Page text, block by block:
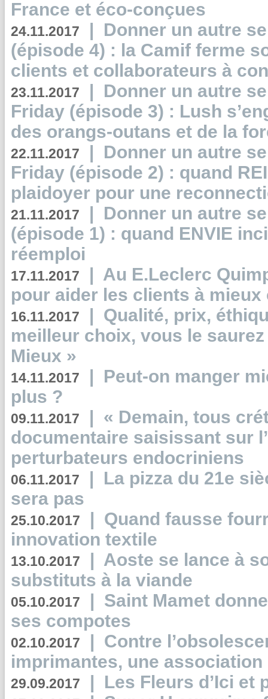
France et éco-conçues
24.11.2017 | Donner un autre
(épisode 4) : la Camif ferme
clients et collaborateurs à
23.11.2017 | Donner un autre
Friday (épisode 3) : Lush
des orangs-outans et de la
22.11.2017 | Donner un autre
Friday (épisode 2) : quand
plaidoyer pour une
21.11.2017 | Donner un autre
(épisode 1) : quand ENVIE
réemploi
17.11.2017 | Au E.Leclerc
pour aider les clients à
16.11.2017 | Qualité, prix,
meilleur choix, vous le
Mieux »
14.11.2017 | Peut-on manger
plus ?
09.11.2017 | « Demain, tous
documentaire saisissant sur
perturbateurs endocriniens
06.11.2017 | La pizza du 21e
sera pas
25.10.2017 | Quand fausse
innovation textile
13.10.2017 | Aoste se lance à
substituts à la viande
05.10.2017 | Saint Mamet
ses compotes
02.10.2017 | Contre
imprimantes, une
29.09.2017 | Les Fleurs d’Ici et